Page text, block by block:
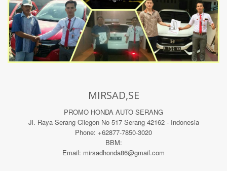
MIRSAD,SE
PROMO HONDA AUTO SERANG
Jl. Raya Serang Cilegon No 517 Serang 42162 - Indonesia
Phone: +62877-7850-3020
BBM:
Email: mirsadhonda86@gmail.com